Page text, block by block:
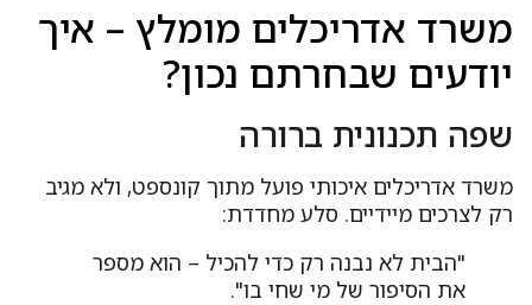
אדריכלים מומלץ – איך
שבחרתם נכון?
תכנונית ברורה
אדריכלים איכותי פועל מתוך קונספט, ולא מגיב
לצרכים מיידיים. סלע מחדדת:
"הבית לא נבנה רק כדי להכיל – הוא מספר
את הסיפור של מי שחי בו".